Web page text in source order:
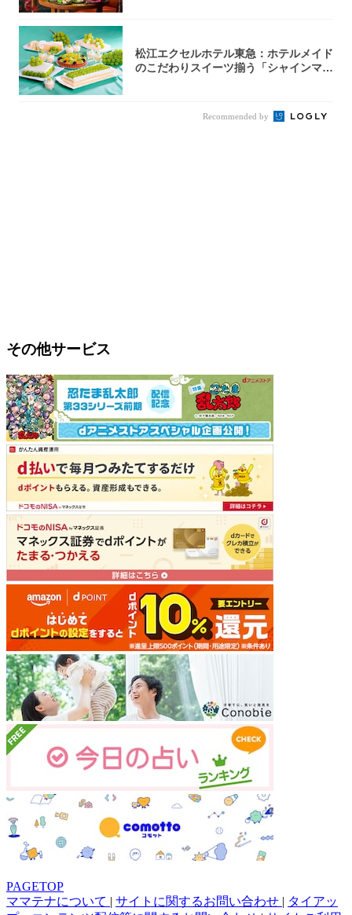
松江エクセルホテル東急：ホテルメイド
のこだわりスイーツ揃う「シャインマス
Recommended by
その他サービス
PAGETOP
ママテナについて | サイトに関するお問い合わせ | タイアッ